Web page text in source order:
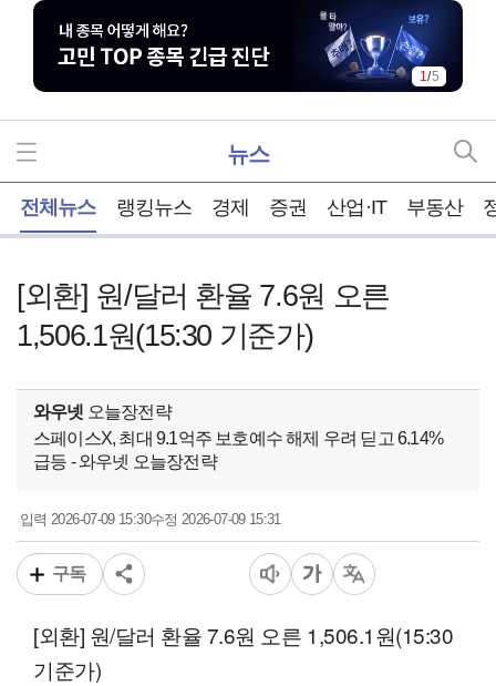
1/5
뉴스
전체뉴스 랭킹뉴스 경제 증권 산업·IT 부동산
[외환] 원/달러 환율 7.6원 오른
1,506.1원(15:30 기준가)
와우넷 오늘장전략
스페이스X, 최대 9.1억주 보호예수 해제 우려 딛고 6.14%
급등 - 와우넷 오늘장전략
입력2026-07-09 15:30수정 2026-07-09 15:31
구독
[외환] 원/달러 환율 7.6원 오른 1,506.1원(15:30
기준가)